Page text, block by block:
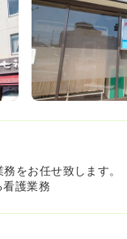
をお任せ致します。
看護業務